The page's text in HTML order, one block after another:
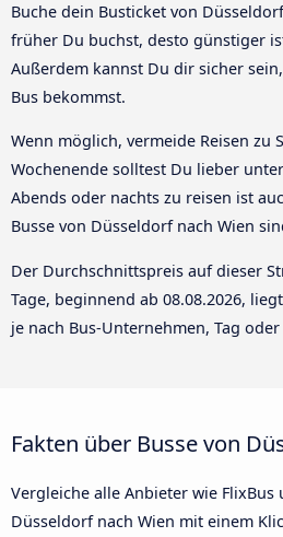
Buche dein Busticket von
früher Du buchst, desto günstiger
Außerdem kannst Du dir sicher
Bus bekommst.
Wenn möglich, vermeide Reisen zu
Wochenende solltest Du lieber
Abends oder nachts zu reisen ist
Busse von Düsseldorf nach Wien
Der Durchschnittspreis auf dieser
Tage, beginnend ab 08.08.2026,
je nach Bus-Unternehmen, Tag oder
Fakten über Busse von
Vergleiche alle Anbieter wie FlixBus
Düsseldorf nach Wien mit einem